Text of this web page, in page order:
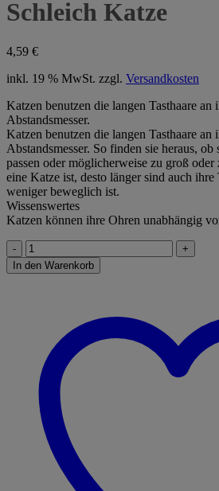
Schleich Katze
4,59 €
inkl. 19 % MwSt. zzgl. Versandkosten
Katzen benutzen die langen Tasthaare an
Abstandsmesser.
Katzen benutzen die langen Tasthaare an
Abstandsmesser. So finden sie heraus,
passen oder möglicherweise zu groß
eine Katze ist, desto länger sind auch ihre
weniger beweglich ist.
Wissenswertes
Katzen können ihre Ohren unabhängig
Schleich
Katze
Menge
In den Warenkorb